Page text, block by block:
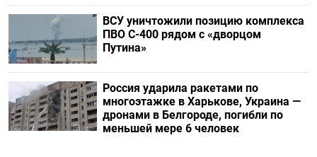
ВСУ уничтожили позицию комплекса
ПВО С-400 рядом с «дворцом
Путина»
Россия ударила ракетами по
многоэтажке в Харькове, Украина —
дронами в Белгороде, погибли по
меньшей мере 6 человек